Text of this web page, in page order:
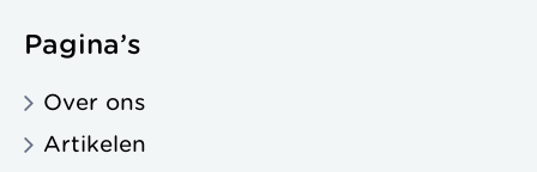
Pagina’s
Over ons
Artikelen